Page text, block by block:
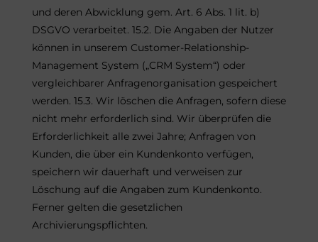
und deren Abwicklung gem. Art. 6 Abs. 1 lit. b)
DSGVO verarbeitet. 15.2. Die Angaben der Nutzer
können in unserem Customer-Relationship-
Management System („CRM System“) oder
vergleichbarer Anfragenorganisation gespeichert
werden. 15.3. Wir löschen die Anfragen, sofern diese
nicht mehr erforderlich sind. Wir überprüfen die
Erforderlichkeit alle zwei Jahre; Anfragen von
Kunden, die über ein Kundenkonto verfügen,
speichern wir dauerhaft und verweisen zur
Löschung auf die Angaben zum Kundenkonto.
Ferner gelten die gesetzlichen
Archivierungspflichten.